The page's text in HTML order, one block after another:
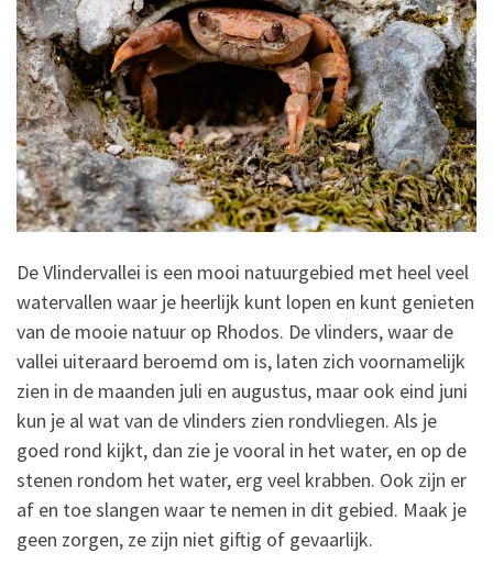
De Vlindervallei is een mooi natuurgebied met heel veel
watervallen waar je heerlijk kunt lopen en kunt genieten
van de mooie natuur op Rhodos. De vlinders, waar de
vallei uiteraard beroemd om is, laten zich voornamelijk
zien in de maanden juli en augustus, maar ook eind juni
kun je al wat van de vlinders zien rondvliegen. Als je
goed rond kijkt, dan zie je vooral in het water, en op de
stenen rondom het water, erg veel krabben. Ook zijn er
af en toe slangen waar te nemen in dit gebied. Maak je
geen zorgen, ze zijn niet giftig of gevaarlijk.